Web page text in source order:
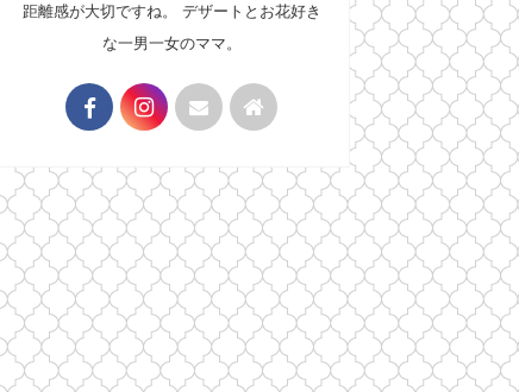
距離感が大切ですね。 デザートとお花好き
な一男一女のママ。